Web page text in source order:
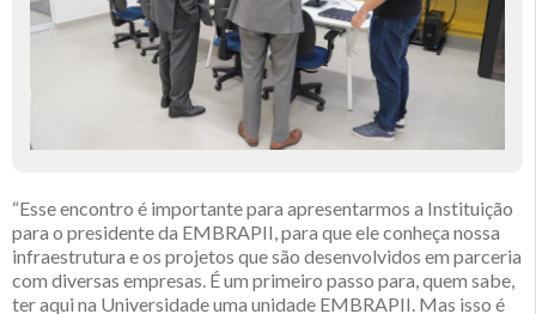
“Esse encontro é importante para apresentarmos a Instituição
para o presidente da EMBRAPII, para que ele conheça nossa
infraestrutura e os projetos que são desenvolvidos em parceria
com diversas empresas. É um primeiro passo para, quem sabe,
ter aqui na Universidade uma unidade EMBRAPII. Mas isso é